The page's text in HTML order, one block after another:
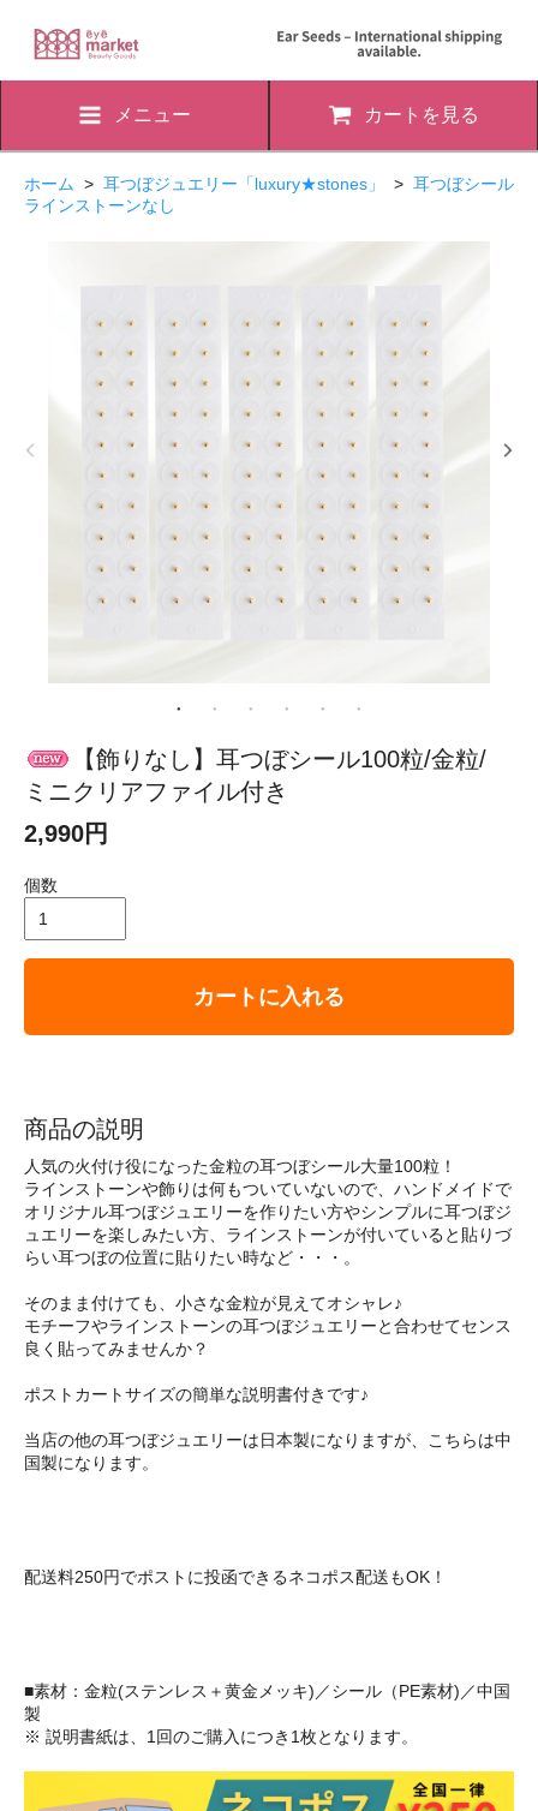
メニュー カートを見る
ホーム > 耳つぼジュエリー「luxury★stones」 > 耳つぼシール
ラインストーンなし
【飾りなし】耳つぼシール100粒/金粒/
ミニクリアファイル付き
2,990円
個数
カートに入れる
商品の説明
人気の火付け役になった金粒の耳つぼシール大量100粒！
ラインストーンや飾りは何もついていないので、ハンドメイドで
オリジナル耳つぼジュエリーを作りたい方やシンプルに耳つぼジ
ュエリーを楽しみたい方、ラインストーンが付いていると貼りづ
らい耳つぼの位置に貼りたい時など・・・。
そのまま付けても、小さな金粒が見えてオシャレ♪
モチーフやラインストーンの耳つぼジュエリーと合わせてセンス
良く貼ってみませんか？
ポストカートサイズの簡単な説明書付きです♪
当店の他の耳つぼジュエリーは日本製になりますが、こちらは中
国製になります。
配送料250円でポストに投函できるネコポス配送もOK！
■素材：金粒(ステンレス＋黄金メッキ)／シール（PE素材)／中国
製
※ 説明書紙は、1回のご購入につき1枚となります。